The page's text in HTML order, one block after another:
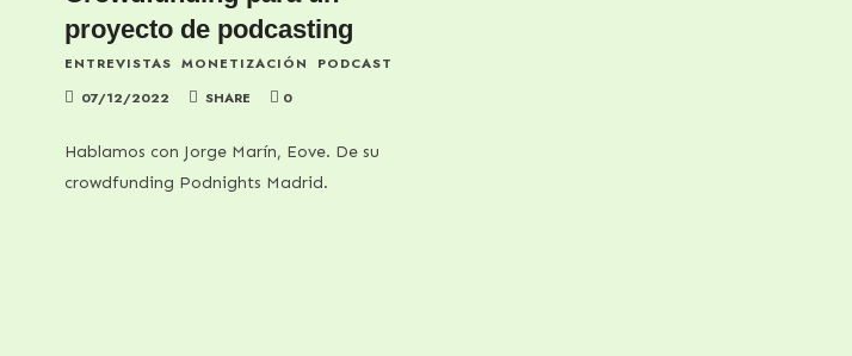
proyecto de podcasting
ENTREVISTAS MONETIZACIÓN
PODCAST
07/12/2022
SHARE 0
Hablamos con Jorge Marín, Eove. De su
crowdfunding Podnights Madrid.